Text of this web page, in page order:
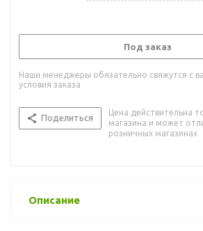
Под заказ
Наши менеджеры обязательно свяжутся с
условия заказа
Поделиться
Цена действительна
магазина и может
розничных магазинах
Описание